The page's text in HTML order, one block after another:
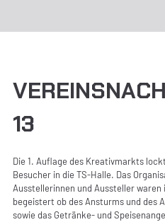
13
Die 1. Auflage des Kreativmarkts
Besucher in die TS-Halle. Das
Ausstellerinnen und Aussteller waren
begeistert ob des Ansturms und des
sowie das Getränke- und